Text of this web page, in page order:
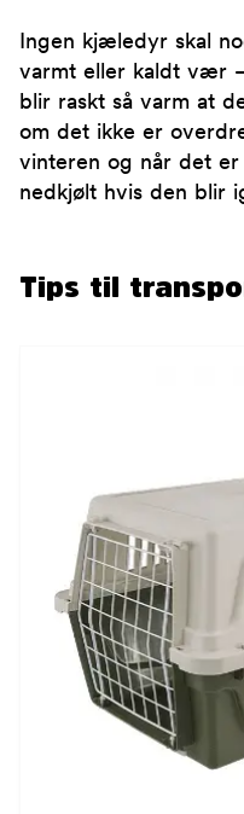
Ingen kjæledyr skal
varmt eller kaldt vær
blir raskt så varm at
om det ikke er
vinteren og når det
nedkjølt hvis den blir
Tips til